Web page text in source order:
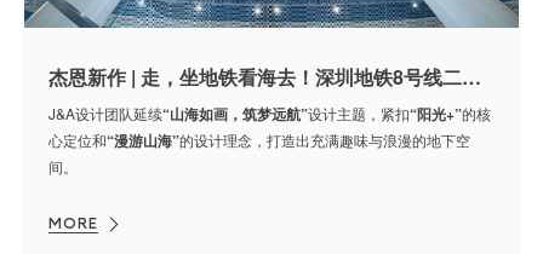
杰恩新作 | 走，坐地铁看海去！深圳地铁8号线二期通车了
J&A设计团队延续“山海如画，筑梦远航”设计主题，紧扣“阳光+”的核
心定位和“漫游山海”的设计理念，打造出充满趣味与浪漫的地下空
间。
MORE